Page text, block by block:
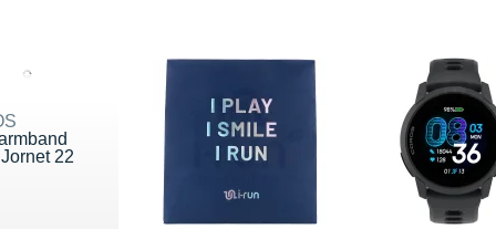
22